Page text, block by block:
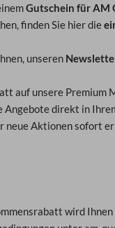
Gutschein für AM
finden Sie hier die
unseren
auf unsere
Angebote direkt in
neue Aktionen sofort
wird Ihnen